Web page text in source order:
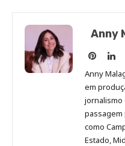
Anny
Anny
no
no
Anny
em
jornalismo
passagem
como
Estado,